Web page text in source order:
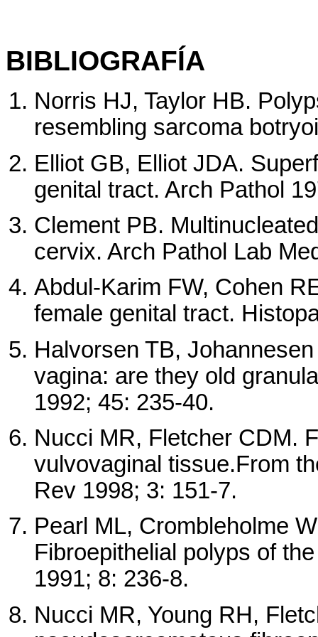
BIBLIOGRAFÍA
Norris HJ, Taylor HB.
resembling sarcoma
Elliot GB, Elliot JDA.
genital tract. Arch Pathol
Clement PB.
cervix. Arch Pathol Lab
Abdul-Karim FW, Cohen
female genital tract.
Halvorsen TB,
vagina: are they old
1992; 45: 235-40.
Nucci MR, Fletcher CDM.
vulvovaginal tissue.From
Rev 1998; 3: 151-7.
Pearl ML, Crombleholme
Fibroepithelial polyps of
1991; 8: 236-8.
Nucci MR, Young RH,